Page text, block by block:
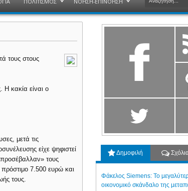
τους στους
Η κακία είναι ο
μετά τις
είχε ψηφιστεί
τους
7.500 ευρώ και
τους.
Δημοφιλή
Φάκελος Siemens: Το
οικονομικό σκάνδαλο της